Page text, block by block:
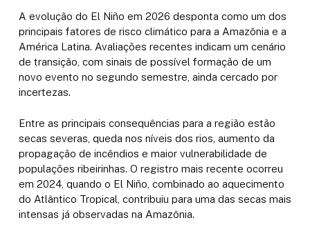
A evolução do El Niño em 2026 desponta como um dos
principais fatores de risco climático para a Amazônia e a
América Latina. Avaliações recentes indicam um cenário
de transição, com sinais de possível formação de um
novo evento no segundo semestre, ainda cercado por
incertezas.
Entre as principais consequências para a região estão
secas severas, queda nos níveis dos rios, aumento da
propagação de incêndios e maior vulnerabilidade de
populações ribeirinhas. O registro mais recente ocorreu
em 2024, quando o El Niño, combinado ao aquecimento
do Atlântico Tropical, contribuiu para uma das secas mais
intensas já observadas na Amazônia.